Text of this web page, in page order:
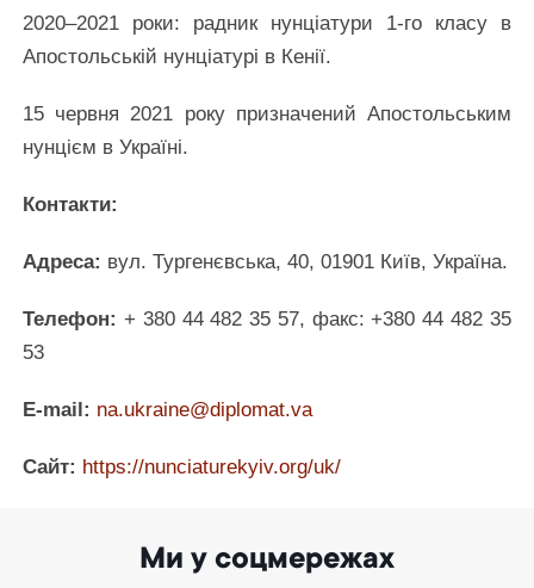
2020–2021 роки: радник нунціатури 1-го класу в
Апостольській нунціатурі в Кенії.
15 червня 2021 року призначений Апостольським
нунцієм в Україні.
Контакти:
Адреса: вул. Тургенєвська, 40, 01901 Київ, Україна.
Телефон: + 380 44 482 35 57, факс: +380 44 482 35
53
E-mail: na.ukraine@diplomat.va
Сайт: https://nunciaturekyiv.org/uk/
Ми у соцмережах